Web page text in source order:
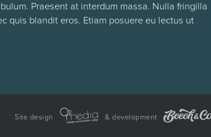
Praesent at interdum massa. Nulla fringilla
quis blandit eros. Etiam posuere eu lectus ut
Site design & development